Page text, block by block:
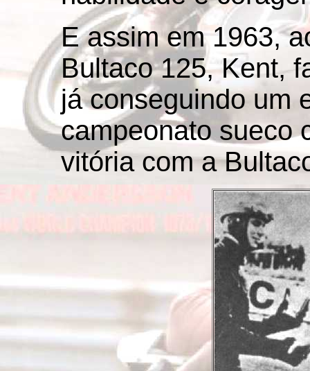
E assim em 1963,
Bultaco 125, Kent,
já conseguindo um
campeonato sueco
vitória com a